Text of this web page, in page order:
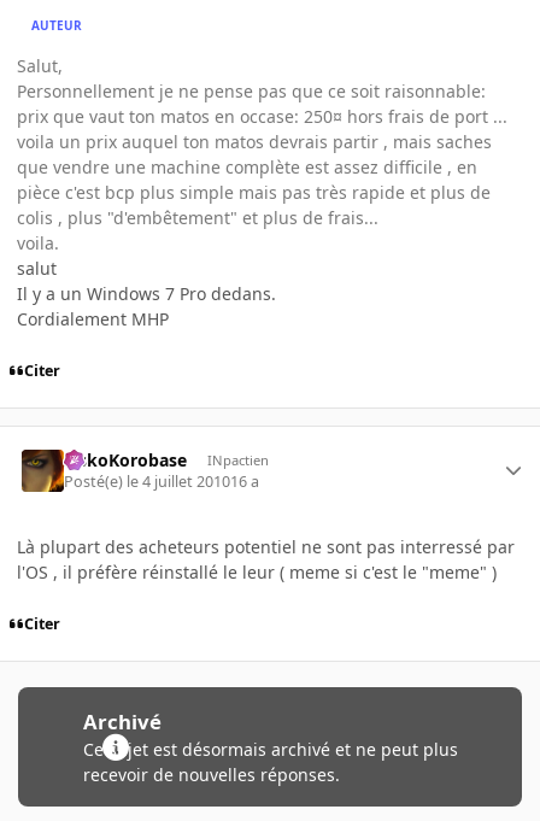
AUTEUR
Salut,
Personnellement je ne pense pas que ce soit raisonnable:
prix que vaut ton matos en occase: 250¤ hors frais de port ...
voila un prix auquel ton matos devrais partir , mais saches
que vendre une machine complète est assez difficile , en
pièce c'est bcp plus simple mais pas très rapide et plus de
colis , plus "d'embêtement" et plus de frais...
voila.
salut
Il y a un Windows 7 Pro dedans.
Cordialement MHP
Citer
SiskoKorobase INpactien
Posté(e) le 4 juillet 201016 a
Là plupart des acheteurs potentiel ne sont pas interressé par
l'OS , il préfère réinstallé le leur ( meme si c'est le "meme" )
Citer
Archivé
Ce sujet est désormais archivé et ne peut plus
recevoir de nouvelles réponses.